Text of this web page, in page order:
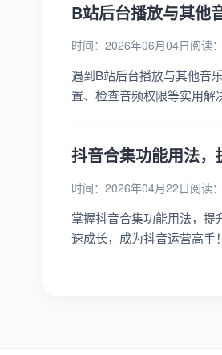
B站后台播放与其他
时间：2026年06月04日阅读
遇到B站后台播放与其他音
置、检查音频权限等实用解
抖音合集功能用法，
时间：2026年04月22日阅读
掌握抖音合集功能用法，
速成长，成为抖音运营高手